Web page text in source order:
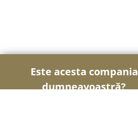
Este acesta compania
dumneavoastră?